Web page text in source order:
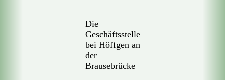
Die
Geschäftsstelle
bei Höffgen an
der
Brausebrücke